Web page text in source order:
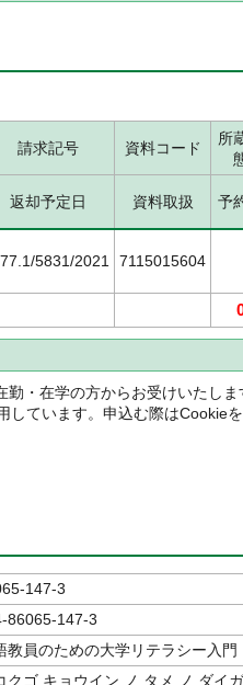
請求記号 資料コード
所
返却予定日 資料取扱 予
5831/2021 7115015604
勤・在学の方からお受けいたしま
しています。申込む際はCookie
147-3
86065-147-3
教員のための大学リテラシー入門
クゴ キョウイン ノ タメ ノ ダイ